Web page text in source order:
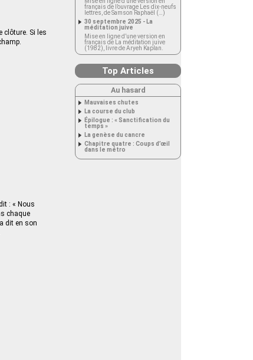
clôture. Si les
: « Nous
chaque
dit en son
français de l’ouvrage Les dix-neufs
lettres, de Samson Raphaël (…)
30 septembre 2025 - La
méditation juive
Mise en ligne d’une version en
français de La méditation juive
(1982), livre de Aryeh Kaplan.
Top Articles
Au hasard
Mauvaises chutes
La course du club
Épilogue : « Sanctification du
temps »
La genèse du cancre
Chapitre quatre : Coups d’œil
dans le métro